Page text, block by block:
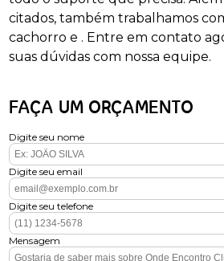
citados, também trabalhamos
cachorro e . Entre em contato
suas dúvidas com nossa equipe.
FAÇA UM ORÇAMENTO
Digite seu nome
Digite seu email
Digite seu telefone
Mensagem